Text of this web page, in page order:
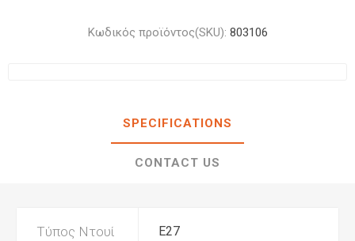
Κωδικός προϊόντος(SKU): 803106
SPECIFICATIONS
CONTACT US
Τύπος Ντουί Ε27